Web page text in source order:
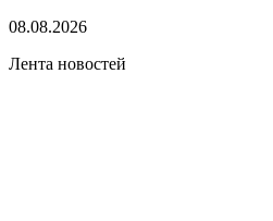
08.08.2026
Лента новостей